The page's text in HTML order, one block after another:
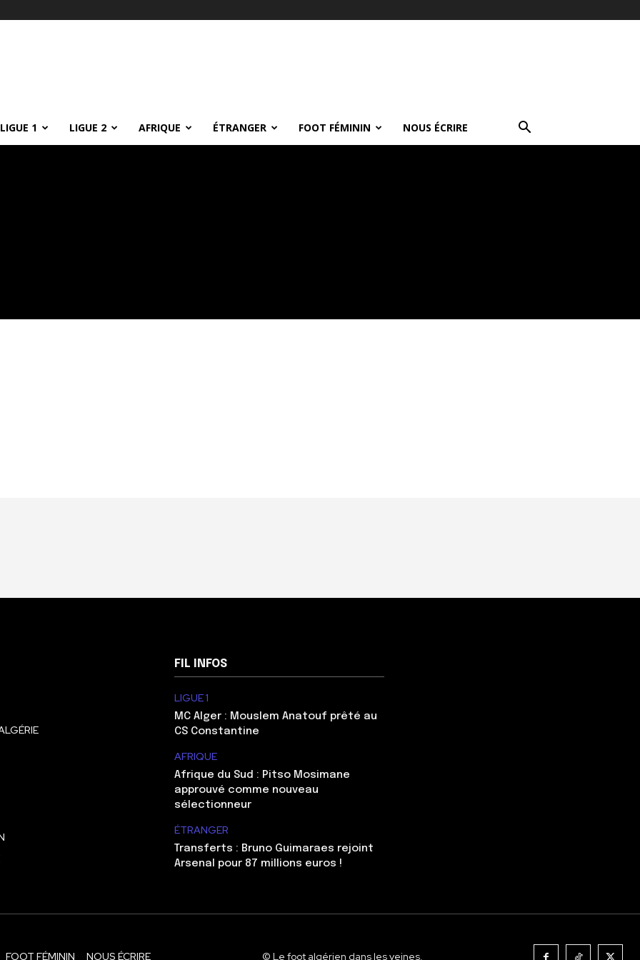
LIGUE 1 LIGUE 2 AFRIQUE ÉTRANGER FOOT FÉMININ NOUS ÉCRIRE
FIL INFOS
LIGUE 1
MC Alger : Mouslem Anatouf prêté au
CS Constantine
AFRIQUE
Afrique du Sud : Pitso Mosimane
approuvé comme nouveau
sélectionneur
ÉTRANGER
Transferts : Bruno Guimaraes rejoint
Arsenal pour 87 millions euros !
FOOT FÉMININ NOUS ÉCRIRE © Le foot algérien dans les veines.